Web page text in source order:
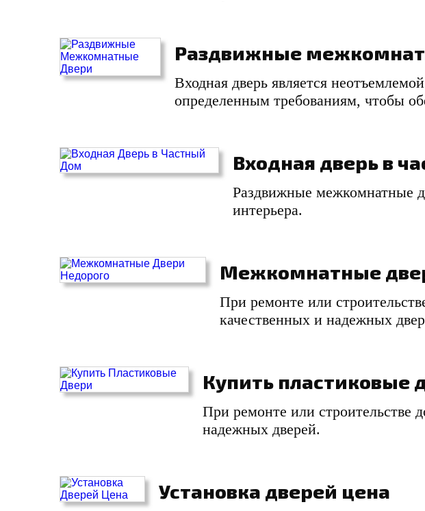
Раздвижные
Входная дверь является
определенным требованиям, чтобы
Входная дверь в
Раздвижные межкомнатные
интерьера.
Межкомнатные
При ремонте или
качественных и надежных
Купить пластиковые
При ремонте или строительстве
надежных дверей.
Установка дверей цена